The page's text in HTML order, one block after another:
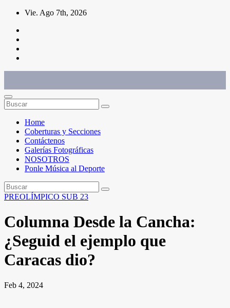
Saltar
contenido
Vie. Ago 7th, 2026
Home
Coberturas y Secciones
Contáctenos
Galerías Fotográficas
NOSOTROS
Ponle Música al Deporte
PREOLÍMPICO SUB 23
Columna Desde la Cancha:
¿Seguid el ejemplo que
Caracas dio?
Feb 4, 2024